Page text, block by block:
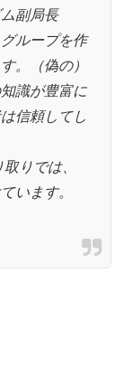
副局長
ループを作
。（偽の）
識が豊富に
信頼してし
りでは、
います。